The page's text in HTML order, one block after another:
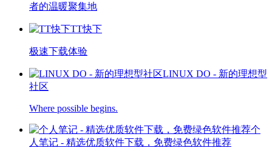
者的温暖聚集地
TT快下
极速下载体验
LINUX DO - 新的理想型
社区
Where possible begins.
个
人笔记 - 精选优质软件下载，免费绿色软件推荐